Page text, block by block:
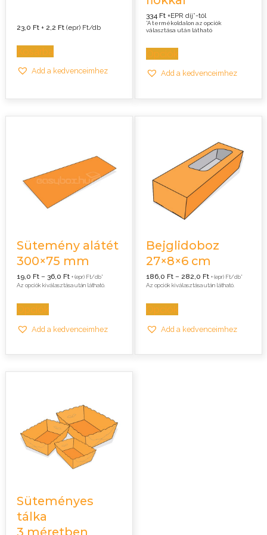
23,0Ft +2,2Ft (epr) Ft/db
Kosárba
Add a kedvenceimhez
334 Ft+EPR díj*-tól
*A termékoldalon az opciók
választása után látható
Opciók
Add a kedvenceimhez
Sütemény alátét
300×75 mm
19,0Ft – 36,0FtÁrtartomány:
19,0 Ft
-
+ (epr) Ft/db*
Az opciók kiválasztása után látható.
Opciók
Add a kedvenceimhez
Bejglidoboz
27×8×6 cm
186,0Ft – 282,0FtÁrtartomány:
186,0 Ft
-
+ (epr) Ft/db*
Az opciók kiválasztása után látható.
Opciók
Add a kedvenceimhez
Süteményes
tálka